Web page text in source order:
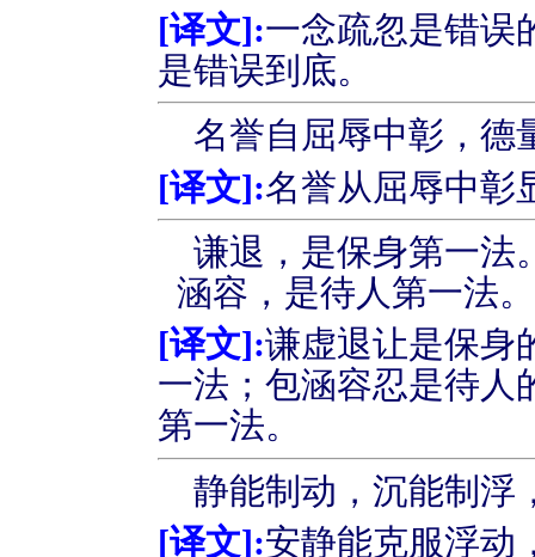
[译文]:一念疏忽是错误
是错误到底。
名誉自屈辱中彰，德
[译文]:名誉从屈辱中彰
谦退，是保身第一法
涵容，是待人第一法
[译文]:谦虚退让是保身
一法；包涵容忍是待人
第一法。
静能制动，沉能制浮
[译文]:安静能克服浮动